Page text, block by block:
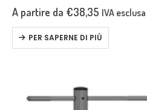
più difficile scavalcare…
A partire da €38,35 IVA esclusa
PER SAPERNE DI PIÙ